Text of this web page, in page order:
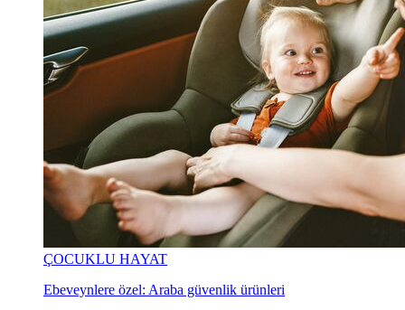
ÇOCUKLU HAYAT
Ebeveynlere özel: Araba güvenlik ürünleri